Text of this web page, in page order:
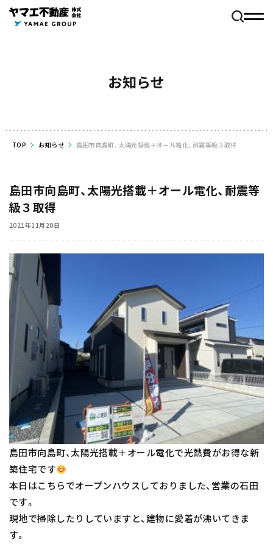
お知らせ
TOP お知らせ 島田市向島町、太陽光搭載＋オール電化、耐震等級３取得
島田市向島町、太陽光搭載＋オール電化、耐震等
級３取得
2021年11月20日
島田市向島町、太陽光搭載＋オール電化で光熱費がお得な新
築住宅です
本日はこちらでオープンハウスしておりました、営業の石田
です。
現地で掃除したりしていますと、建物に愛着が沸いてきま
す。